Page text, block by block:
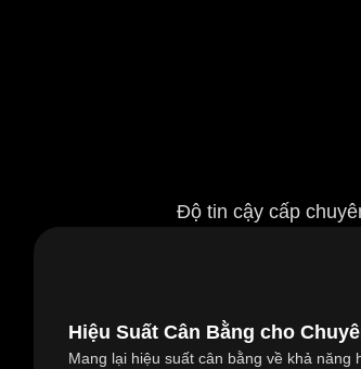
Độ tin cậy cấp
Hiệu Suất Cân Bằng cho
Mang lại hiệu suất cân bằng về khả